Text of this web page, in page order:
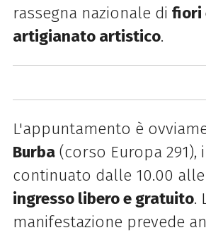
rassegna nazionale di fiori
artigianato artistico.
L'appuntamento è
Burba(corso Europa 291),
continuato dalle 10.00 alle
ingresso libero e gratuito.
manifestazione prevede